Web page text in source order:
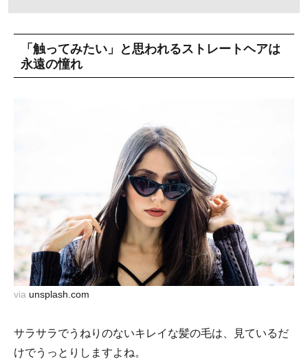
「触ってみたい」と思われるストレートヘアは
永遠の憧れ
via unsplash.com
サラサラでうねりのないキレイな髪の毛は、見ているだ
けでうっとりしますよね。